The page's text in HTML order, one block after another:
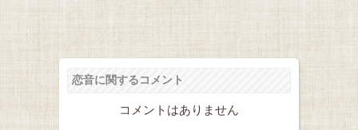
恋音に関するコメント
コメントはありません